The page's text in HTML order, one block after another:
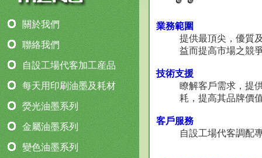
關於我們
聯絡我們
自設工場代客加工産品
每天用印刷油墨及耗材
熒光油墨系列
金屬油墨系列
變色油墨系列
業務範圍
提供最頂尖，優質
益而提高市場之競
技術支援
瞭解客戶需求，提
耗，提高其品牌價
客戶服務
自設工場代客調配